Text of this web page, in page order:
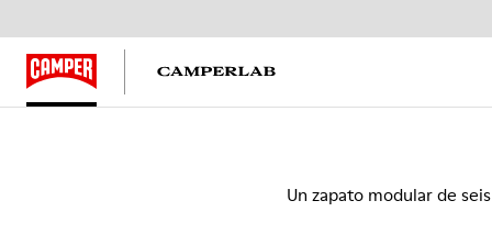
Un zapato modular de